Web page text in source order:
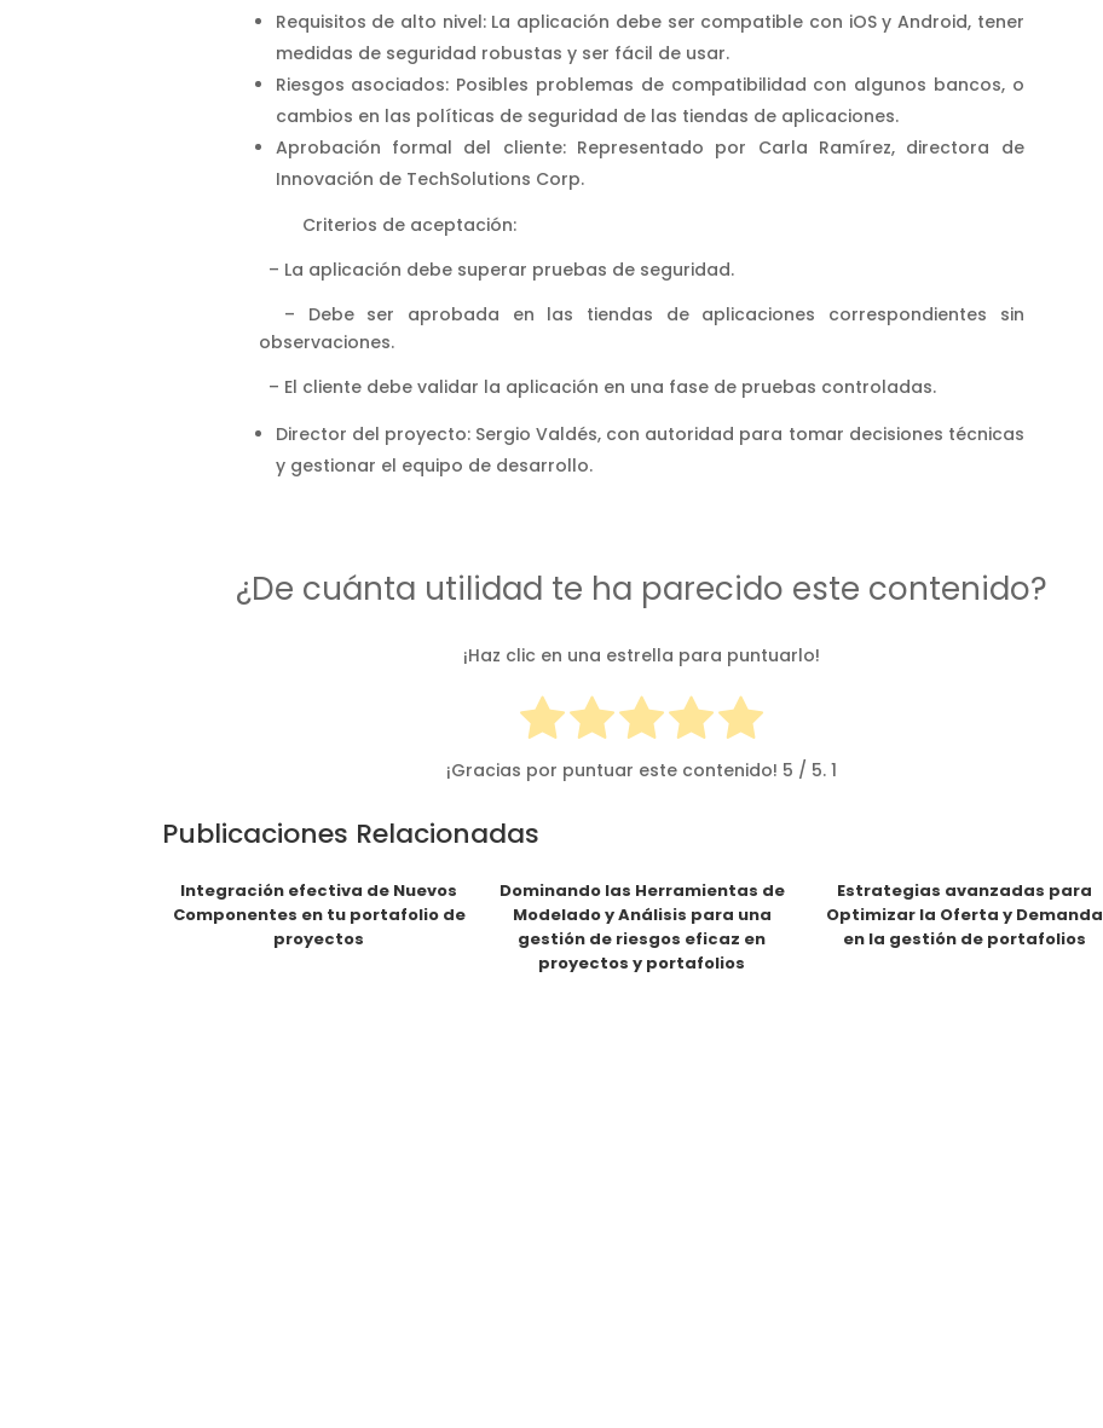
Requisitos de alto nivel: La aplicación debe ser compatible con iOS y Android, tener
medidas de seguridad robustas y ser fácil de usar.
Riesgos asociados: Posibles problemas de compatibilidad con algunos bancos, o
cambios en las políticas de seguridad de las tiendas de aplicaciones.
Aprobación formal del cliente: Representado por Carla Ramírez, directora de
Innovación de TechSolutions Corp.
Criterios de aceptación:
– La aplicación debe superar pruebas de seguridad.
– Debe ser aprobada en las tiendas de aplicaciones correspondientes sin
observaciones.
– El cliente debe validar la aplicación en una fase de pruebas controladas.
Director del proyecto: Sergio Valdés, con autoridad para tomar decisiones técnicas
y gestionar el equipo de desarrollo.
¿De cuánta utilidad te ha parecido este contenido?
¡Haz clic en una estrella para puntuarlo!
¡Gracias por puntuar este contenido! 5 / 5. 1
Publicaciones Relacionadas
Integración efectiva de Nuevos
Componentes en tu portafolio de
proyectos
Dominando las Herramientas de
Modelado y Análisis para una
gestión de riesgos eficaz en
proyectos y portafolios
Estrategias avanzadas para
Optimizar la Oferta y Demanda
en la gestión de portafolios